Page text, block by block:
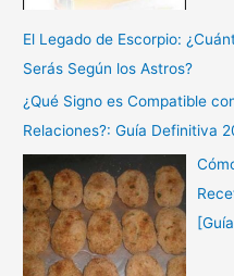
El Legado de Escorpio:
Serás Según los Astros?
¿Qué Signo es Compatible
Relaciones?: Guía Definitiva